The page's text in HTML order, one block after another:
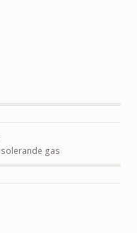
gas